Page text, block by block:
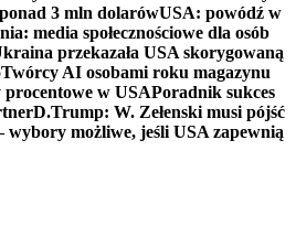
3 mln dolarówUSA: powódź w
media społecznościowe dla osób
przekazała USA skorygowaną
Twórcy AI osobami roku magazynu
w USAPoradnik sukces
D.Trump: W. Zełenski musi pójść
wybory możliwe, jeśli USA zapewnią